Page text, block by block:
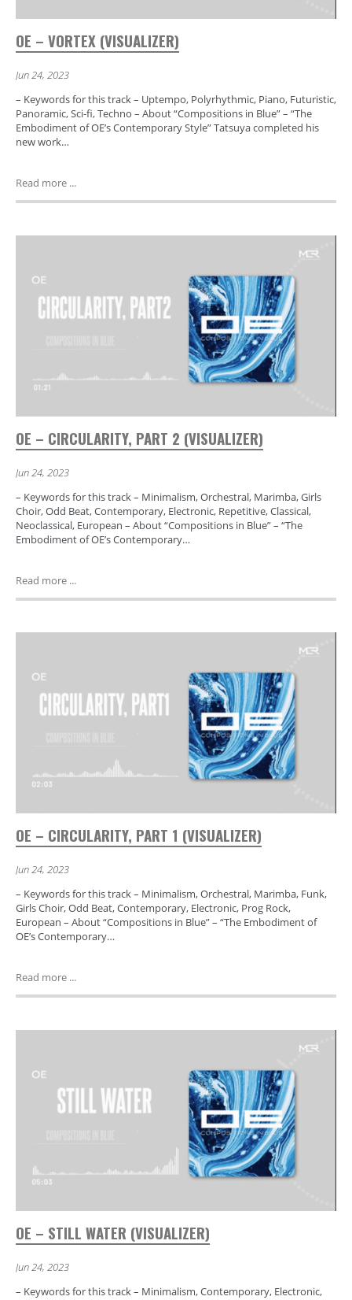
OE – VORTEX (VISUALIZER)
Jun 24, 2023
– Keywords for this track – Uptempo, Polyrhythmic, Piano, Futuristic,
Panoramic, Sci-fi, Techno – About “Compositions in Blue” – “The
Embodiment of OE’s Contemporary Style” Tatsuya completed his
new work…
Read more ...
OE – CIRCULARITY, PART 2 (VISUALIZER)
Jun 24, 2023
– Keywords for this track – Minimalism, Orchestral, Marimba, Girls
Choir, Odd Beat, Contemporary, Electronic, Repetitive, Classical,
Neoclassical, European – About “Compositions in Blue” – “The
Embodiment of OE’s Contemporary…
Read more ...
OE – CIRCULARITY, PART 1 (VISUALIZER)
Jun 24, 2023
– Keywords for this track – Minimalism, Orchestral, Marimba, Funk,
Girls Choir, Odd Beat, Contemporary, Electronic, Prog Rock,
European – About “Compositions in Blue” – “The Embodiment of
OE’s Contemporary…
Read more ...
OE – STILL WATER (VISUALIZER)
Jun 24, 2023
– Keywords for this track – Minimalism, Contemporary, Electronic,